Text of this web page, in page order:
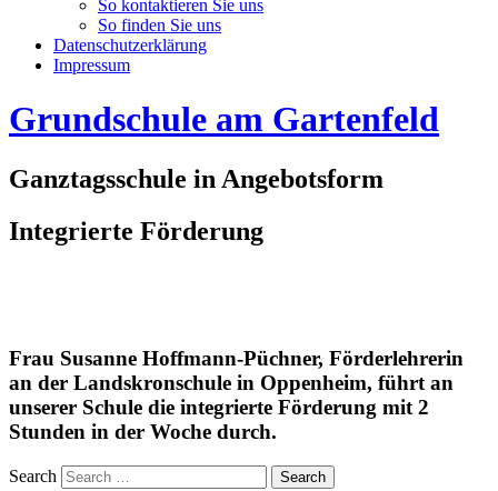
So kontaktieren Sie uns
So finden Sie uns
Datenschutzerklärung
Impressum
Grundschule am Gartenfeld
Ganztagsschule in Angebotsform
Integrierte Förderung
Frau Susanne Hoffmann-Püchner, Förderlehrerin
an der Landskronschule in Oppenheim, führt an
unserer Schule die integrierte Förderung mit 2
Stunden in der Woche durch.
Search